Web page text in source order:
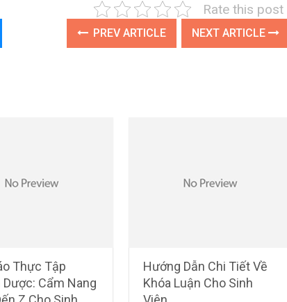
Rate this post
PREV ARTICLE NEXT ARTICLE
Thực Tập
Dược: Cẩm Nang
Hướng Dẫn Chi Tiết Về
Khóa Luận Cho Sinh